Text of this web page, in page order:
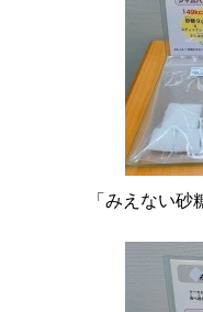
「みえない砂